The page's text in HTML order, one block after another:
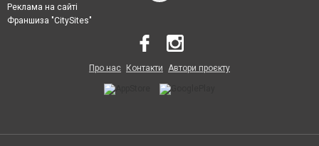
Реклама на сайті
Франшиза "CitySites"
Про нас Контакти Автори проєкту